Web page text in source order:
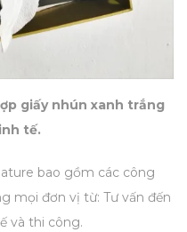
giấy nhún xanh trắng
tế.
bao gồm các công
mọi đơn vị từ: Tư vấn đến
và thi công.